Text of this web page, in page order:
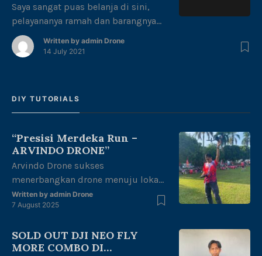
Saya sangat puas belanja di sini,
pelayananya ramah dan barangnya
sesuai dengan kebutuhan saya. saya
membeli DJI POCKET 2 CRETOR
lihat dimedia sosial “DEDY
kepercayaannya mas dedy, telah
membeli drone di toko kami,
semoga barangnya […]
Written by admin Drone
14 July 2021
DIY TUTORIALS
“Presisi Merdeka Run –
ARVINDO DRONE”
Arvindo Drone sukses
menerbangkan drone menuju lokasi
start Runing untuk melakukan
mapping area di halaman kantor
“merdeka berlari, junjung adat tuah
negeri” dalam rangka kemerdekaan
Written by admin Drone
7 August 2025
SOLD OUT DJI NEO FLY
MORE COMBO DI